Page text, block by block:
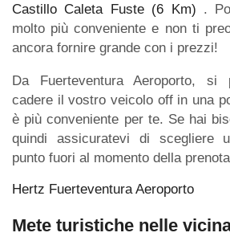
Castillo Caleta Fuste (6 Km) .
molto più conveniente e non ti
ancora fornire grande con i prezzi!
Da Fuerteventura Aeroporto, si
cadere il vostro veicolo off in una
è più conveniente per te. Se hai
quindi assicuratevi di scegliere
punto fuori al momento della
Hertz Fuerteventura Aeroporto
Mete turistiche nelle